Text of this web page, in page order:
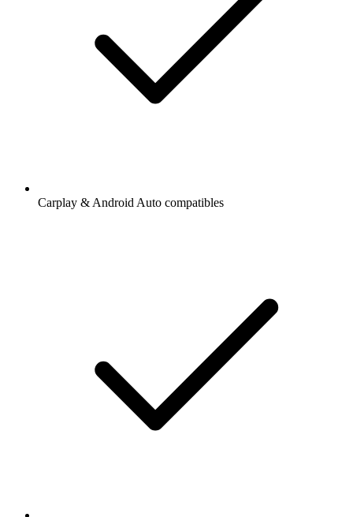
Carplay & Android Auto compatibles